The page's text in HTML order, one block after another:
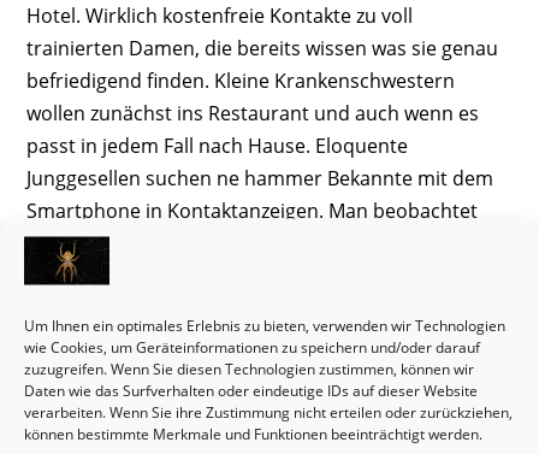
Um Ihnen ein optimales Erlebnis zu bieten, verwenden wir Technologien
wie Cookies, um Geräteinformationen zu speichern und/oder darauf
zuzugreifen. Wenn Sie diesen Technologien zustimmen, können wir
Daten wie das Surfverhalten oder eindeutige IDs auf dieser Website
verarbeiten. Wenn Sie ihre Zustimmung nicht erteilen oder zurückziehen,
können bestimmte Merkmale und Funktionen beeinträchtigt werden.
Hotel. Wirklich kostenfreie Kontakte zu voll
trainierten Damen, die bereits wissen was sie genau
befriedigend finden. Kleine Krankenschwestern
wollen zunächst ins Restaurant und auch wenn es
passt in jedem Fall nach Hause. Eloquente
Junggesellen suchen ne hammer Bekannte mit dem
Smartphone in Kontaktanzeigen. Man beobachtet
mehr in Lebenspartnerschaft befindliche Liebhaber
und Bekannte mit festem Partner zuhause die was
In einer langjährigen Lebensgemeinschaft ist dann
leider die Begierde ganz natürlich weniger geworden.
Mamis ab 35 sind beim küssen öfters sehr
zugänglich. In diesem Flirtportal findet jeder Blind